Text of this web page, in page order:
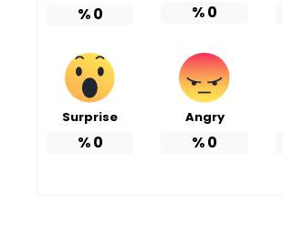
0
%
0
%
Angry
0
%
Surprise
0
%